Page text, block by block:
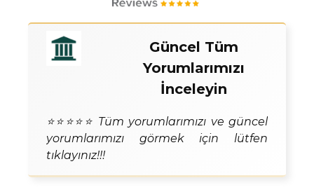
Güncel Tüm
Yorumlarımızı
İnceleyin
⭐⭐⭐⭐⭐ Tüm yorumlarımızı ve güncel
yorumlarımızı görmek için lütfen
tıklayınız!!!